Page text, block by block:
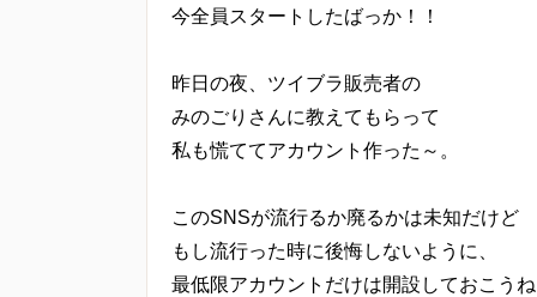
わせを通じて当方にまずご連絡くださ
今全員スタートしたばっか！！
昨日の夜、ツイブラ販売者の
みのごりさんに教えてもらって
私も慌ててアカウント作った～。
このSNSが流行るか廃るかは未知だけど
もし流行った時に後悔しないように、
最低限アカウントだけは開設しておこうね